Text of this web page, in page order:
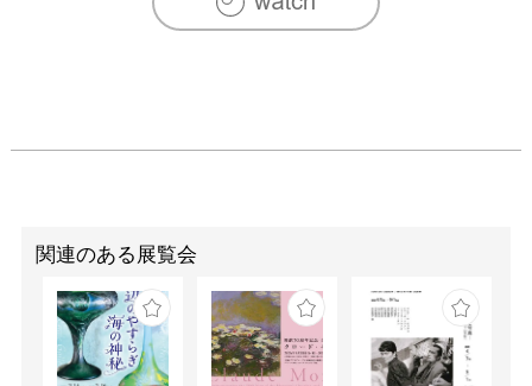
関連のある展覧会